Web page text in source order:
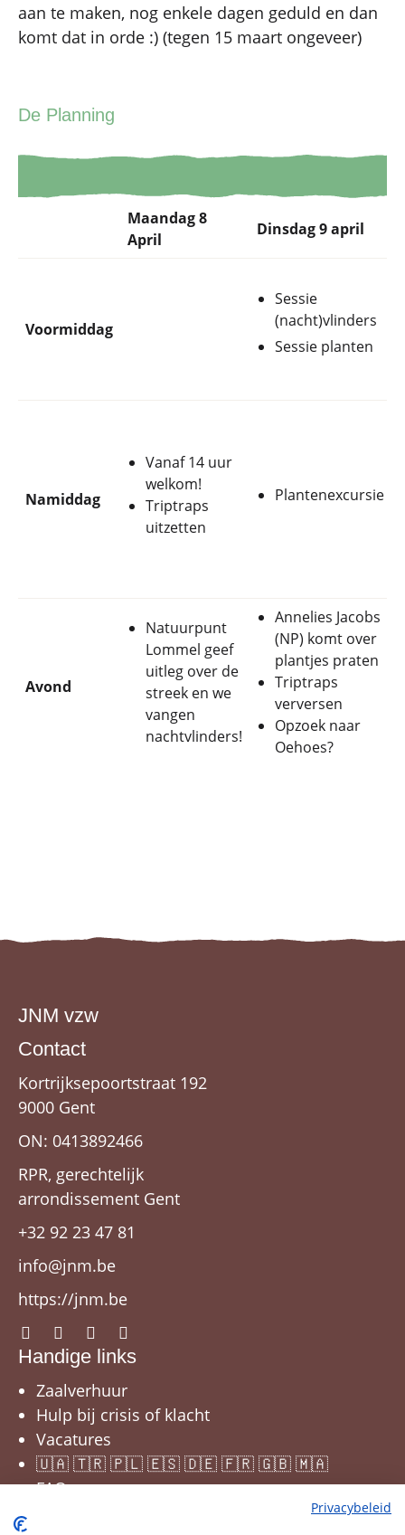
aan te maken, nog enkele dagen geduld en dan
komt dat in orde :) (tegen 15 maart ongeveer)
De Planning
Maandag 8
April
Dinsdag 9 april
Voormiddag
Sessie
(nacht)vlinders
Sessie planten
Namiddag
Vanaf 14 uur
welkom!
Triptraps
uitzetten
Plantenexcursie
Avond
Natuurpunt
Lommel geef
uitleg over de
streek en we
vangen
nachtvlinders!
Annelies Jacobs
(NP) komt over
plantjes praten
Triptraps
verversen
Opzoek naar
Oehoes?
JNM vzw
Contact
Kortrijksepoortstraat 192
9000 Gent
ON: 0413892466
RPR, gerechtelijk
arrondissement Gent
+32 92 23 47 81
info@jnm.be
https://jnm.be
Handige links
Zaalverhuur
Hulp bij crisis of klacht
Vacatures
🇺🇦 🇹🇷 🇵🇱 🇪🇸 🇩🇪 🇫🇷 🇬🇧 🇲🇦
FAQ
Privacybeleid